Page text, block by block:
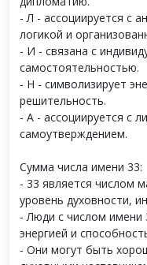
- Л - ассоциируется с
логикой и
- И - связана с
самостоятельностью.
- Н - символизирует
решительность.
- А - ассоциируется с
самоутверждением.
Сумма числа имени 33:
- 33 является числом
уровень духовности,
- Люди с числом
энергией и
- Они могут быть